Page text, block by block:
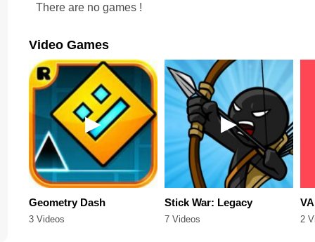
There are no games !
Video Games
Geometry Dash
3 Videos
Stick War: Legacy
7 Videos 2